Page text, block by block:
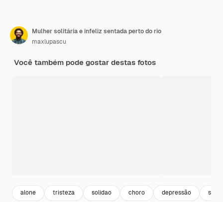
Mulher solitária e infeliz sentada perto do rio
maxlupascu
Você também pode gostar destas fotos
alone tristeza solidao choro depressão